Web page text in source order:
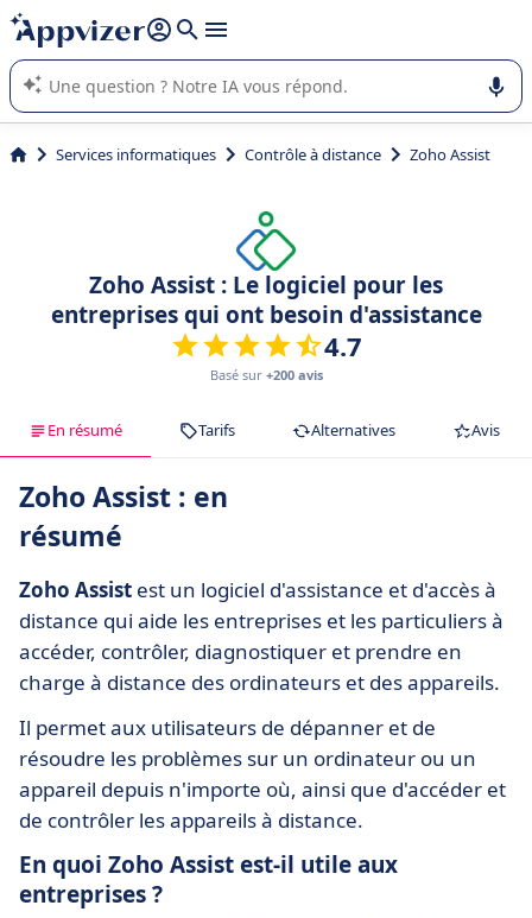
répondre (plusieurs lignes avec
L'IA de Appvizer vous guide dans l'utilisation ou la sélection de
logiciel SaaS en entreprise.
Services informatiques Contrôle à distance Zoho Assist
Zoho Assist : Le logiciel pour les
entreprises qui ont besoin d'assistance
4.7
Basé sur +200 avis
En résumé Tarifs Alternatives Avis
Zoho Assist : en
résumé
Zoho Assist est un logiciel d'assistance et d'accès à
distance qui aide les entreprises et les particuliers à
accéder, contrôler, diagnostiquer et prendre en
charge à distance des ordinateurs et des appareils.
Il permet aux utilisateurs de dépanner et de
résoudre les problèmes sur un ordinateur ou un
appareil depuis n'importe où, ainsi que d'accéder et
de contrôler les appareils à distance.
En quoi Zoho Assist est-il utile aux
entreprises ?